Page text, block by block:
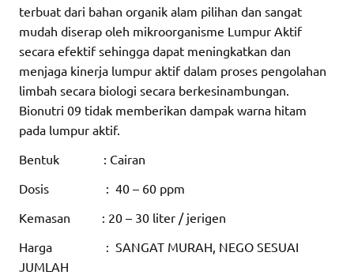
terbuat dari bahan organik alam pilihan dan sangat
mudah diserap oleh mikroorganisme Lumpur Aktif
secara efektif sehingga dapat meningkatkan dan
menjaga kinerja lumpur aktif dalam proses pengolahan
limbah secara biologi secara berkesinambungan.
Bionutri 09 tidak memberikan dampak warna hitam
pada lumpur aktif.
Bentuk : Cairan
Dosis : 40 – 60 ppm
Kemasan : 20 – 30 liter / jerigen
Harga : SANGAT MURAH, NEGO SESUAI
JUMLAH